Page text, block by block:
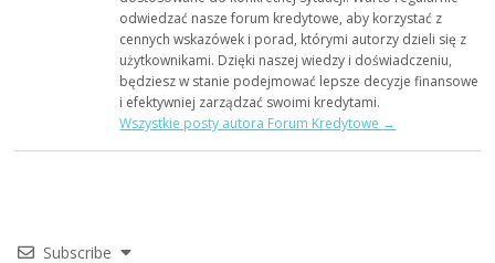
odwiedzać nasze forum kredytowe, aby korzystać z
cennych wskazówek i porad, którymi autorzy dzieli się z
użytkownikami. Dzięki naszej wiedzy i doświadczeniu,
będziesz w stanie podejmować lepsze decyzje finansowe
i efektywniej zarządzać swoimi kredytami.
Wszystkie posty autora Forum Kredytowe →
Subscribe